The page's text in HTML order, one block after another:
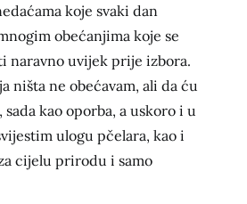
koje svaki dan
obećanjima koje se
uvijek prije izbora.
ništa ne obećavam, ali da ću
kao oporba, a uskoro i u
ulogu pčelara, kao i
cijelu prirodu i samo